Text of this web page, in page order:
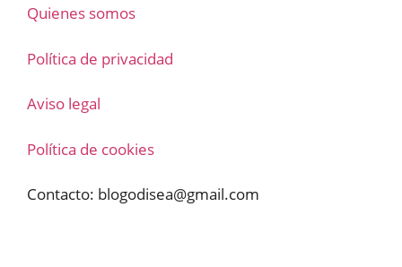
Quienes somos
Política de privacidad
Aviso legal
Política de cookies
Contacto: blogodisea@gmail.com